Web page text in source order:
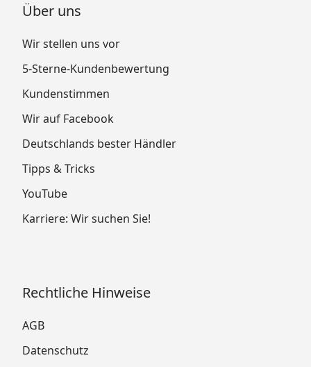
Über uns
Wir stellen uns vor
5-Sterne-Kundenbewertung
Kundenstimmen
Wir auf Facebook
Deutschlands bester Händler
Tipps & Tricks
YouTube
Karriere: Wir suchen Sie!
Rechtliche Hinweise
AGB
Datenschutz